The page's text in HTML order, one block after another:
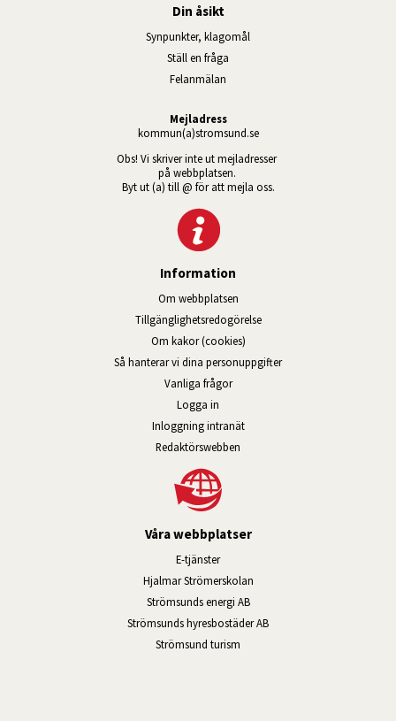
Din åsikt
Synpunkter, klagomål
Ställ en fråga
Felanmälan
Mejladress
kommun(a)stromsund.se
Obs! Vi skriver inte ut mejladresser
på webbplatsen.
Byt ut (a) till @ för att mejla oss.
Information
Om webbplatsen
Tillgänglig­hets­redo­görelse
Om kakor (cookies)
Så hanterar vi dina personuppgifter
Vanliga frågor
Logga in
Inloggning intranätÖppnas i nytt fönster.
Redaktörswebben
Våra webbplatser
E-tjänsterLänk till annan webbplats, öppnas i
Hjalmar StrömerskolanLänk till annan webbplats,
Strömsunds energi ABLänk till annan webbplats,
Strömsunds hyresbostäder ABLänk till annan
Strömsund turism